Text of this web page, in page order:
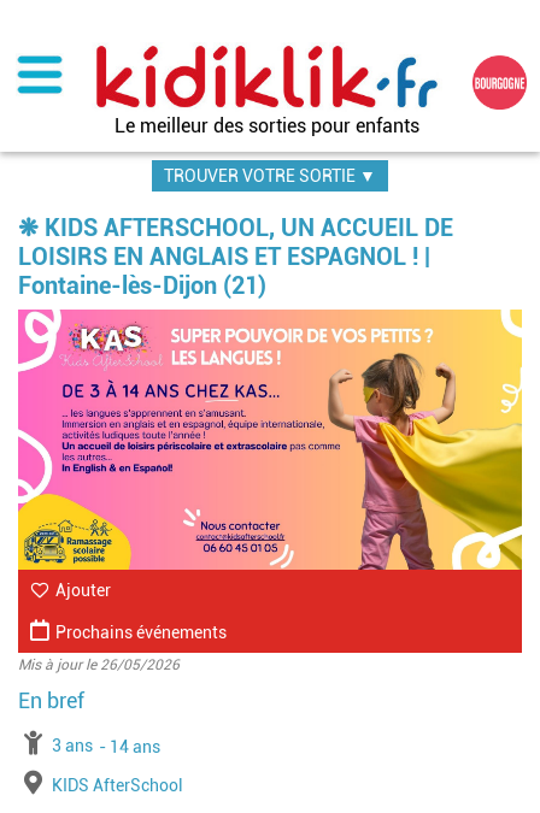
contenu
principal
Le meilleur des sorties pour enfants
TROUVER VOTRE SORTIE ▼
❋ KIDS AFTERSCHOOL, UN ACCUEIL DE
LOISIRS EN ANGLAIS ET ESPAGNOL ! |
Fontaine-lès-Dijon (21)
Ajouter
Prochains événements
Mis à jour le 26/05/2026
à partir de
3 ans jusqu'à l'âge de
14 ans
Lieu
KIDS AfterSchool